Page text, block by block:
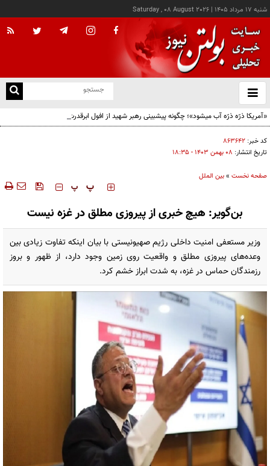
شنبه ۱۷ مرداد ۱۴۰۵ |
Saturday , 08 August 2026
باز
و
«آمریکا ذرّه ذرّه آب میشود»؛ چگونه پیشبینی رهبر شهید از افول ابرقدرت به حقیقت پیوست؟
کد خبر: ۸۶۳۶۴۲
تاریخ انتشار: ۰۸ بهمن ۱۴۰۳ - ۱۸:۳۵
صفحه نخست »بین الملل
‍‍‍ پ پ
بن‌گویر: هیچ خبری از پیروزی مطلق در غزه نیست
وزیر مستعفی امنیت داخلی رژیم صهیونیستی با بیان اینکه تفاوت زیادی بین
وعده‌های پیروزی مطلق و واقعیت روی زمین وجود دارد، از ظهور و بروز
رزمندگان حماس در غزه، به شدت ابراز خشم کرد.